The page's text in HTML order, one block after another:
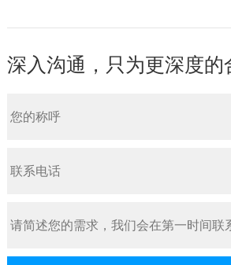
深入沟通，只为更深度的